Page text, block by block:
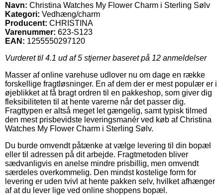
Navn: Christina Watches My Flower Charm i Sterling Sølv
Kategori: Vedhæng/charm
Producent: CHRISTINA
Varenummer: 623-S123
EAN: 1255550297120
Vurderet til 4.1 ud af 5 stjerner baseret på 12 anmeldelser
Masser af online varehuse udlover nu om dage en række
forskellige fragtløsninger. En af dem der er mest populær er i
øjeblikket at få bragt ordren til en pakkeshop, som giver dig
fleksibiliteten til at hente varerne når det passer dig.
Fragttypen er altså meget let gængelig, samt typisk tilmed
den mest prisbevidste leveringsmanér ved køb af Christina
Watches My Flower Charm i Sterling Sølv.
Du burde omvendt påtænke at vælge levering til din bopæl
eller til adressen på dit arbejde. Fragtmetoden bliver
sædvanligvis en anelse mindre prisbillig, men omvendt
særdeles overkommelig. Den mindst kostelige form for
levering er uden tvivl at hente pakken selv, hvilket afhænger
af at du lever lige ved online shoppens bopæl.